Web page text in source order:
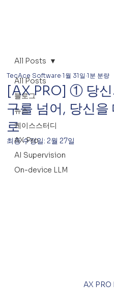
All Posts
블로그
뉴스
케이스스터디
AX Pro
AI Supervision
On-device LLM
All Posts
[AX PRO] ① 당신
구를 넘어, 당신
로
TecAce Software 1월 31일 1분 분량
최종 수정일:2월 27일
AX